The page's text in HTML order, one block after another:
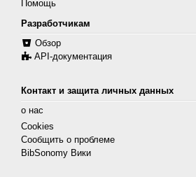
Помощь
Разработчикам
Обзор
API-документация
Контакт и защита личных данных
о нас
Cookies
Сообщить о проблеме
BibSonomy Вики